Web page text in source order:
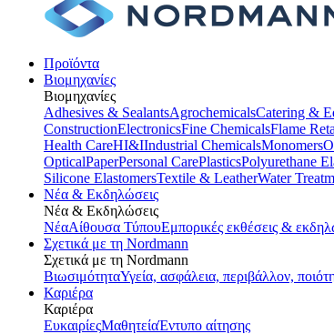
Προϊόντα
Βιομηχανίες
Βιομηχανίες
Adhesives & SealantsAgrochemicalsCatering &
ConstructionElectronicsFine ChemicalsFlame
Health CareHI&IIndustrial ChemicalsMonomers
OpticalPaperPersonal CarePlasticsPolyurethane
Silicone ElastomersTextile & LeatherWater
Νέα & Εκδηλώσεις
Νέα & Εκδηλώσεις
ΝέαΑίθουσα ΤύπουΕμπορικές εκθέσεις &
Σχετικά με τη Nordmann
Σχετικά με τη Nordmann
ΒιωσιμότηταΥγεία, ασφάλεια, περιβάλλον,
Καριέρα
Καριέρα
ΕυκαιρίεςΜαθητείαΈντυπο αίτησης